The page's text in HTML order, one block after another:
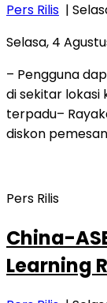
Pers Rilis |
Selasa, 4
– Pengguna
di sekitar
terpadu–
diskon
Pers Rilis
China-
Learning